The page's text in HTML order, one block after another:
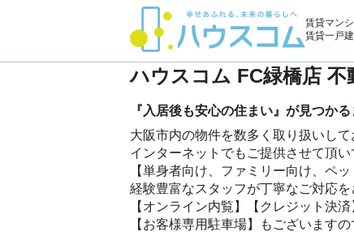
賃貸マン
賃貸一戸
ハウスコム FC緑橋店 不
『入居後も安心の住まい』が見つか
大阪市内の物件を数多く取り扱いし
インターネットでもご提供させて頂
【単身者向け、ファミリー向け、ペ
経験豊富なスタッフが丁寧なご対応を
【オンライン内覧】【クレジット決
【お客様専用駐車場】もございます